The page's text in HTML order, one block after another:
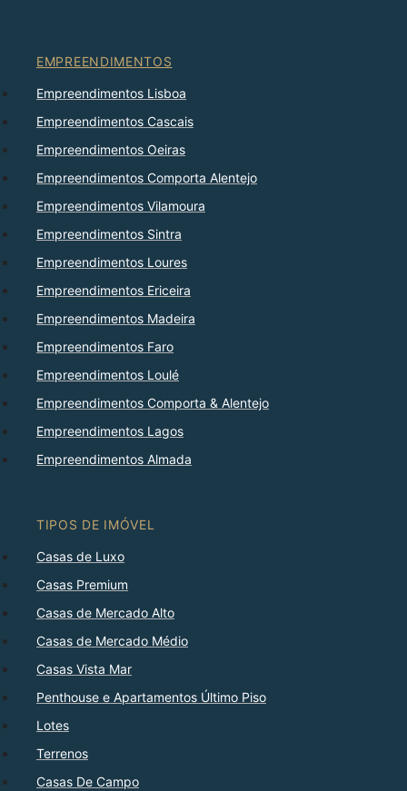
EMPREENDIMENTOS
Empreendimentos Lisboa
Empreendimentos Cascais
Empreendimentos Oeiras
Empreendimentos Comporta Alentejo
Empreendimentos Vilamoura
Empreendimentos Sintra
Empreendimentos Loures
Empreendimentos Ericeira
Empreendimentos Madeira
Empreendimentos Faro
Empreendimentos Loulé
Empreendimentos Comporta & Alentejo
Empreendimentos Lagos
Empreendimentos Almada
TIPOS DE IMÓVEL
Casas de Luxo
Casas Premium
Casas de Mercado Alto
Casas de Mercado Médio
Casas Vista Mar
Penthouse e Apartamentos Último Piso
Lotes
Terrenos
Casas De Campo